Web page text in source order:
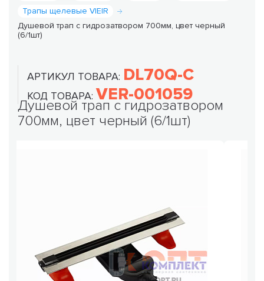
Трапы щелевые VIEIR
Душевой трап с гидрозатвором 700мм, цвет черный
(6/1шт)
АРТИКУЛ ТОВАРА: DL70Q-C
КОД ТОВАРА: VER-001059
Душевой трап с гидрозатвором
700мм, цвет черный (6/1шт)